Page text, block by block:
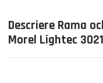
Descriere Rama
Morel Lightec